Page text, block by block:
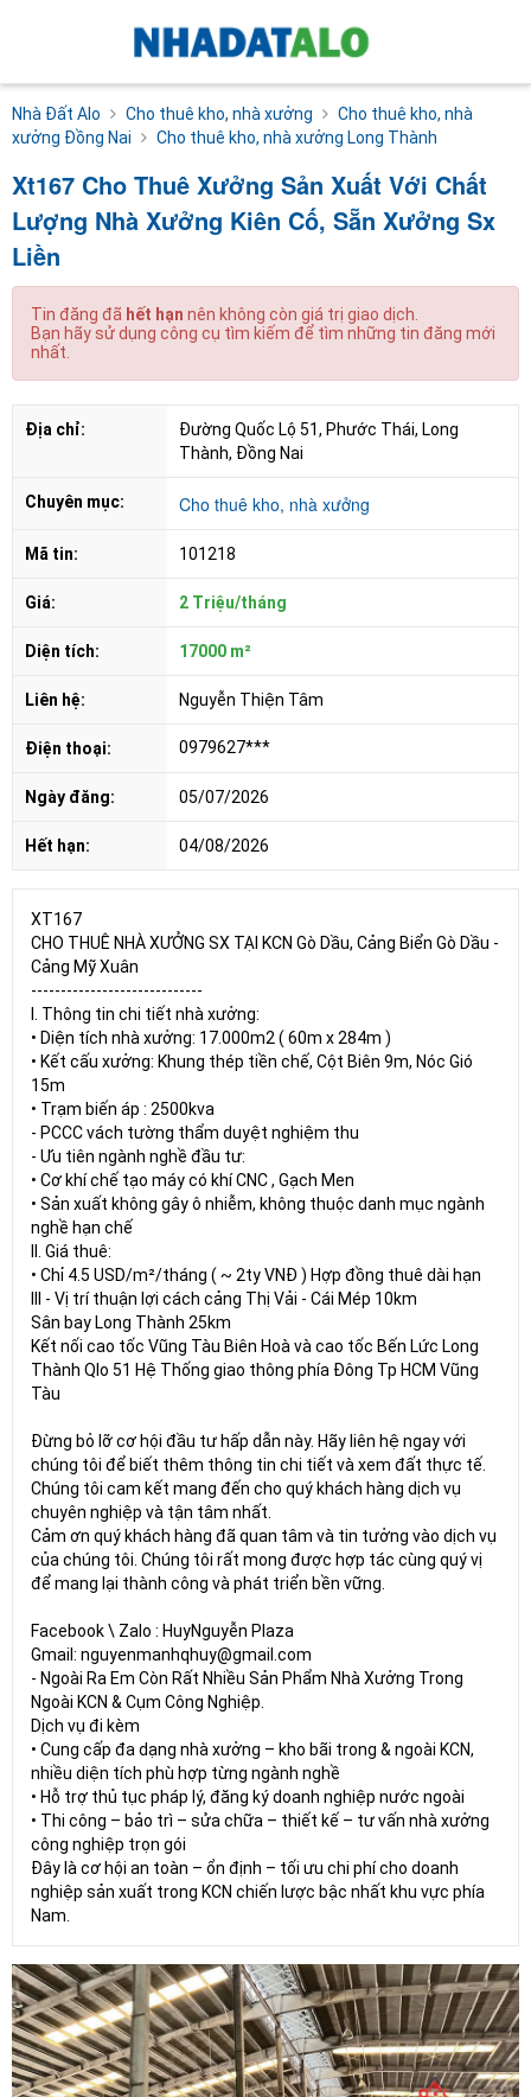
Nhà Đất Alo Cho thuê kho, nhà xưởng
Cho thuê kho, nhà
xưởng Đồng Nai
Cho thuê kho, nhà xưởng Long Thành
Xt167 Cho Thuê Xưởng Sản Xuất Với Chất
Lượng Nhà Xưởng Kiên Cố, Sẵn Xưởng Sx
Liền
Tin đăng đã hết hạn nên không còn giá trị giao dịch.
Bạn hãy sử dụng công cụ tìm kiếm để tìm những tin đăng mới
nhất.
Địa chỉ:
Đường Quốc Lộ 51, Phước Thái, Long
Thành, Đồng Nai
Chuyên mục: Cho thuê kho, nhà xưởng
Mã tin: 101218
Giá: 2 Triệu/tháng
Diện tích: 17000 m²
Liên hệ: Nguyễn Thiện Tâm
Điện thoại: 0979627***
Ngày đăng: 05/07/2026
Hết hạn: 04/08/2026
XT167
CHO THUÊ NHÀ XƯỞNG SX TẠI KCN Gò Dầu, Cảng Biển Gò Dầu -
Cảng Mỹ Xuân
-----------------------------
I. Thông tin chi tiết nhà xưởng:
• Diện tích nhà xưởng: 17.000m2 ( 60m x 284m )
• Kết cấu xưởng: Khung thép tiền chế, Cột Biên 9m, Nóc Gió
15m
• Trạm biến áp : 2500kva
- PCCC vách tường thẩm duyệt nghiệm thu
- Ưu tiên ngành nghề đầu tư:
• Cơ khí chế tạo máy có khí CNC , Gạch Men
• Sản xuất không gây ô nhiễm, không thuộc danh mục ngành
nghề hạn chế
II. Giá thuê:
• Chỉ 4.5 USD/m²/tháng ( ~ 2ty VNĐ ) Hợp đồng thuê dài hạn
III - Vị trí thuận lợi cách cảng Thị Vải - Cái Mép 10km
Sân bay Long Thành 25km
Kết nối cao tốc Vũng Tàu Biên Hoà và cao tốc Bến Lức Long
Thành Qlo 51 Hệ Thống giao thông phía Đông Tp HCM Vũng
Tàu
Đừng bỏ lỡ cơ hội đầu tư hấp dẫn này. Hãy liên hệ ngay với
chúng tôi để biết thêm thông tin chi tiết và xem đất thực tế.
Chúng tôi cam kết mang đến cho quý khách hàng dịch vụ
chuyên nghiệp và tận tâm nhất.
Cảm ơn quý khách hàng đã quan tâm và tin tưởng vào dịch vụ
của chúng tôi. Chúng tôi rất mong được hợp tác cùng quý vị
để mang lại thành công và phát triển bền vững.
Facebook \ Zalo : HuyNguyễn Plaza
Gmail: nguyenmanhqhuy@gmail.com
- Ngoài Ra Em Còn Rất Nhiều Sản Phẩm Nhà Xưởng Trong
Ngoài KCN & Cụm Công Nghiệp.
Dịch vụ đi kèm
• Cung cấp đa dạng nhà xưởng – kho bãi trong & ngoài KCN,
nhiều diện tích phù hợp từng ngành nghề
• Hỗ trợ thủ tục pháp lý, đăng ký doanh nghiệp nước ngoài
• Thi công – bảo trì – sửa chữa – thiết kế – tư vấn nhà xưởng
công nghiệp trọn gói
Đây là cơ hội an toàn – ổn định – tối ưu chi phí cho doanh
nghiệp sản xuất trong KCN chiến lược bậc nhất khu vực phía
Nam.